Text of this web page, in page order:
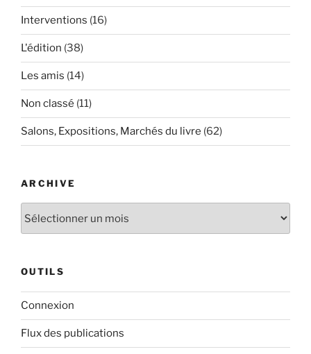
Interventions (16)
L'édition (38)
Les amis (14)
Non classé (11)
Salons, Expositions, Marchés du livre (62)
ARCHIVE
OUTILS
Connexion
Flux des publications